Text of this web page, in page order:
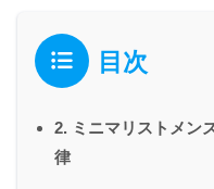
目次
2. ミニマリストメン
律